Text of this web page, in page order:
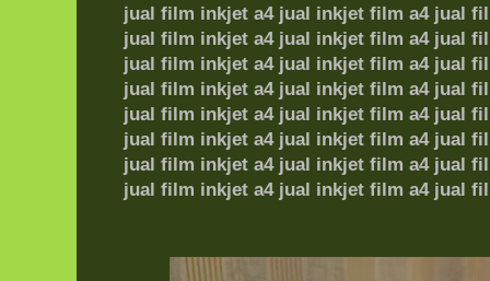
jual film inkjet a4 jual inkjet film a4 jual
jual film inkjet a4 jual inkjet film a4 jual
jual film inkjet a4 jual inkjet film a4 jual
jual film inkjet a4 jual inkjet film a4 jual
jual film inkjet a4 jual inkjet film a4 jual
jual film inkjet a4 jual inkjet film a4 jual
jual film inkjet a4 jual inkjet film a4 jual
jual film inkjet a4 jual inkjet film a4 jual